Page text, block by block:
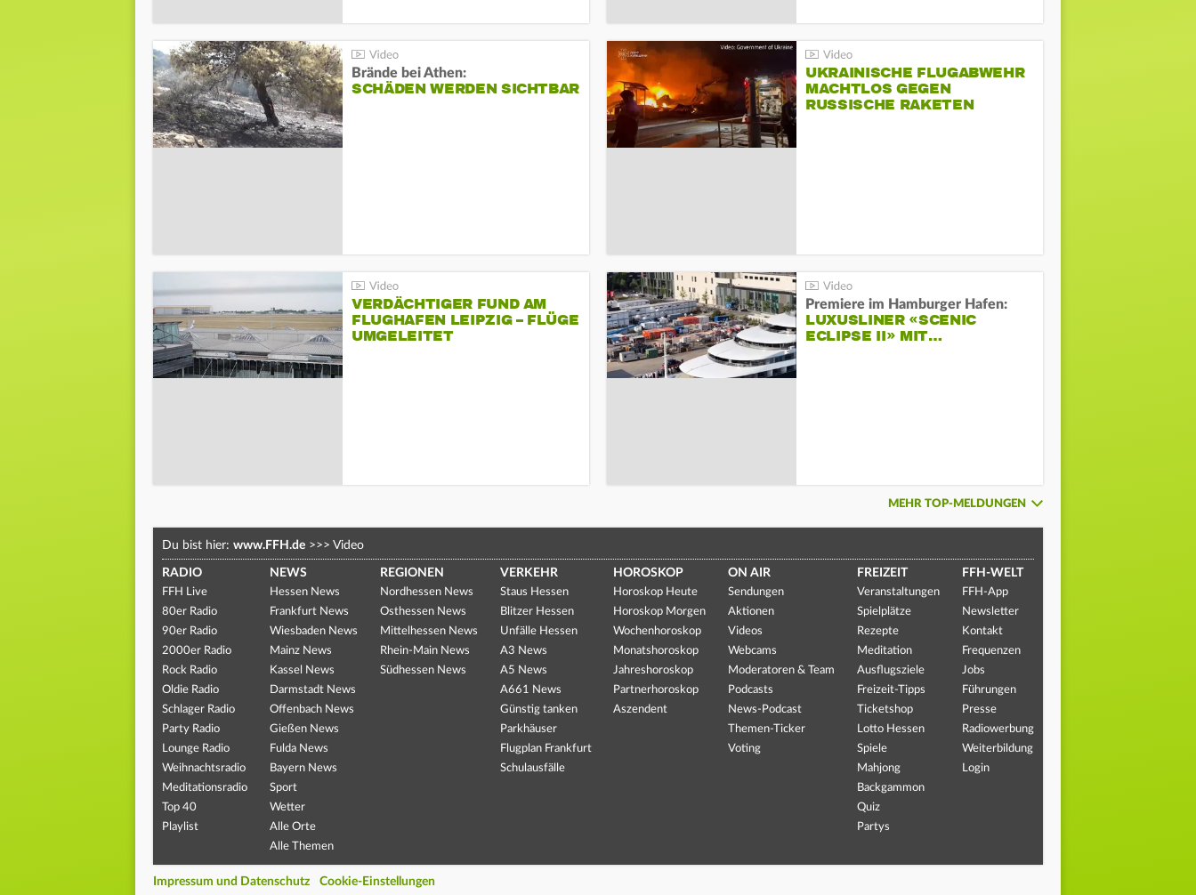
Brände bei Athen:
SCHÄDEN WERDEN SICHTBAR
UKRAINISCHE FLUGABWEHR
MACHTLOS GEGEN
RUSSISCHE RAKETEN
VERDÄCHTIGER FUND AM
FLUGHAFEN LEIPZIG – FLÜGE
UMGELEITET
Premiere im Hamburger Hafen:
LUXUSLINER «SCENIC
ECLIPSE II» MIT…
MEHR TOP-MELDUNGEN
Du bist hier: www.FFH.de >>> Video
RADIO
FFH Live
80er Radio
90er Radio
2000er Radio
Rock Radio
Oldie Radio
Schlager Radio
Party Radio
Lounge Radio
Weihnachtsradio
Meditationsradio
Top 40
Playlist
NEWS
Hessen News
Frankfurt News
Wiesbaden News
Mainz News
Kassel News
Darmstadt News
Offenbach News
Gießen News
Fulda News
Bayern News
Sport
Wetter
Alle Orte
Alle Themen
REGIONEN
Nordhessen News
Osthessen News
Mittelhessen News
Rhein-Main News
Südhessen News
VERKEHR
Staus Hessen
Blitzer Hessen
Unfälle Hessen
A3 News
A5 News
A661 News
Günstig tanken
Parkhäuser
Flugplan Frankfurt
Schulausfälle
HOROSKOP
Horoskop Heute
Horoskop Morgen
Wochenhoroskop
Monatshoroskop
Jahreshoroskop
Partnerhoroskop
Aszendent
ON AIR
Sendungen
Aktionen
Videos
Webcams
Moderatoren & Team
Podcasts
News-Podcast
Themen-Ticker
Voting
FREIZEIT
Veranstaltungen
Spielplätze
Rezepte
Meditation
Ausflugsziele
Freizeit-Tipps
Ticketshop
Lotto Hessen
Spiele
Mahjong
Backgammon
Quiz
Partys
FFH-WELT
FFH-App
Newsletter
Kontakt
Frequenzen
Jobs
Führungen
Presse
Radiowerbung
Weiterbildung
Login
Impressum und Datenschutz Cookie-Einstellungen